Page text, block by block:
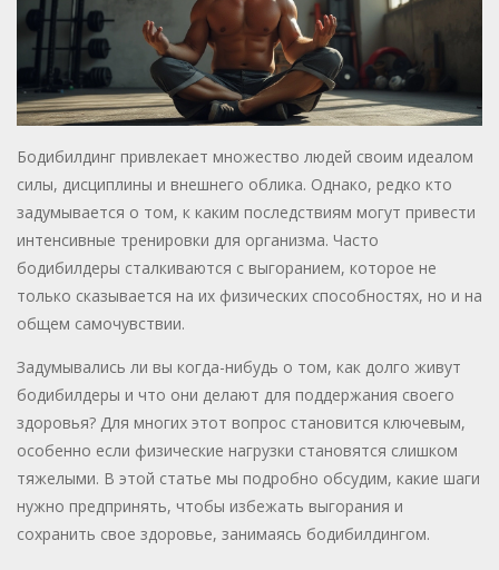
Бодибилдинг привлекает множество людей своим идеалом
силы, дисциплины и внешнего облика. Однако, редко кто
задумывается о том, к каким последствиям могут привести
интенсивные тренировки для организма. Часто
бодибилдеры сталкиваются с выгоранием, которое не
только сказывается на их физических способностях, но и на
общем самочувствии.
Задумывались ли вы когда-нибудь о том, как долго живут
бодибилдеры и что они делают для поддержания своего
здоровья? Для многих этот вопрос становится ключевым,
особенно если физические нагрузки становятся слишком
тяжелыми. В этой статье мы подробно обсудим, какие шаги
нужно предпринять, чтобы избежать выгорания и
сохранить свое здоровье, занимаясь бодибилдингом.